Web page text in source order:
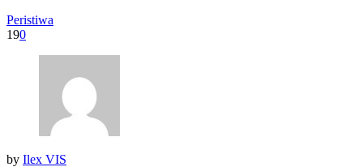
Peristiwa
190
by Ilex VIS